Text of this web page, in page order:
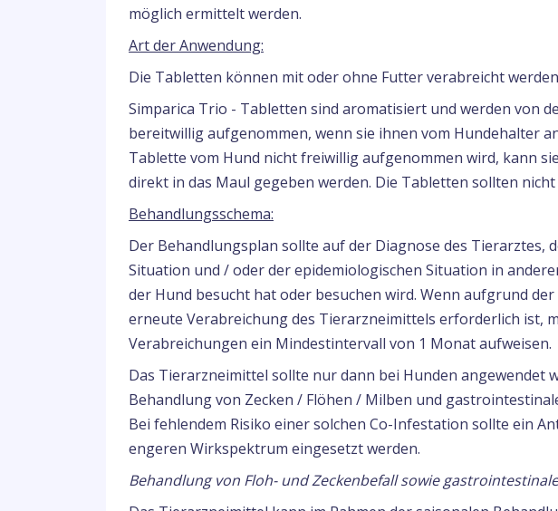
möglich ermittelt werden.
Art der Anwendung:
Die Tabletten können mit oder ohne Futter verabreicht
Simparica Trio - Tabletten sind aromatisiert und werden von
bereitwillig aufgenommen, wenn sie ihnen vom Hundehalter
Tablette vom Hund nicht freiwillig aufgenommen wird, kann
direkt in das Maul gegeben werden. Die Tabletten sollten
Behandlungsschema:
Der Behandlungsplan sollte auf der Diagnose des Tierarztes,
Situation und / oder der epidemiologischen Situation in
der Hund besucht hat oder besuchen wird. Wenn aufgrund
erneute Verabreichung des Tierarzneimittels erforderlich ist,
Verabreichungen ein Mindestintervall von 1 Monat aufweisen.
Das Tierarzneimittel sollte nur dann bei Hunden angewendet
Behandlung von Zecken / Flöhen / Milben und
Bei fehlendem Risiko einer solchen Co-Infestation sollte ein
engeren Wirkspektrum eingesetzt werden.
Behandlung von Floh- und Zeckenbefall sowie